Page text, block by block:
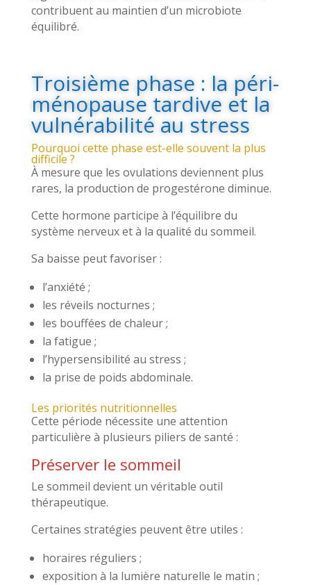
contribuent au maintien d’un microbiote
équilibré.
Troisième phase : la péri-
ménopause tardive et la
vulnérabilité au stress
Pourquoi cette phase est-elle souvent la plus
difficile ?
À mesure que les ovulations deviennent plus
rares, la production de progestérone diminue.
Cette hormone participe à l’équilibre du
système nerveux et à la qualité du sommeil.
Sa baisse peut favoriser :
l’anxiété ;
les réveils nocturnes ;
les bouffées de chaleur ;
la fatigue ;
l’hypersensibilité au stress ;
la prise de poids abdominale.
Les priorités nutritionnelles
Cette période nécessite une attention
particulière à plusieurs piliers de santé :
Préserver le sommeil
Le sommeil devient un véritable outil
thérapeutique.
Certaines stratégies peuvent être utiles :
horaires réguliers ;
exposition à la lumière naturelle le matin ;